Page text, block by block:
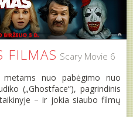
FILMAS Scary Movie 6
metams nuo pabėgimo nuo
(„Ghostface“), pagrindinis
– ir jokia siaubo filmų